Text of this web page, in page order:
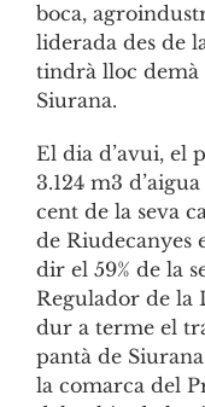
boca,
liderada des de
tindrà lloc demà
Siurana.
El dia d’avui, el
3.124 m3
cent de la seva
de Riudecanyes
dir el 59% de la
Regulador de la
dur a terme el
pantà de
la comarca del